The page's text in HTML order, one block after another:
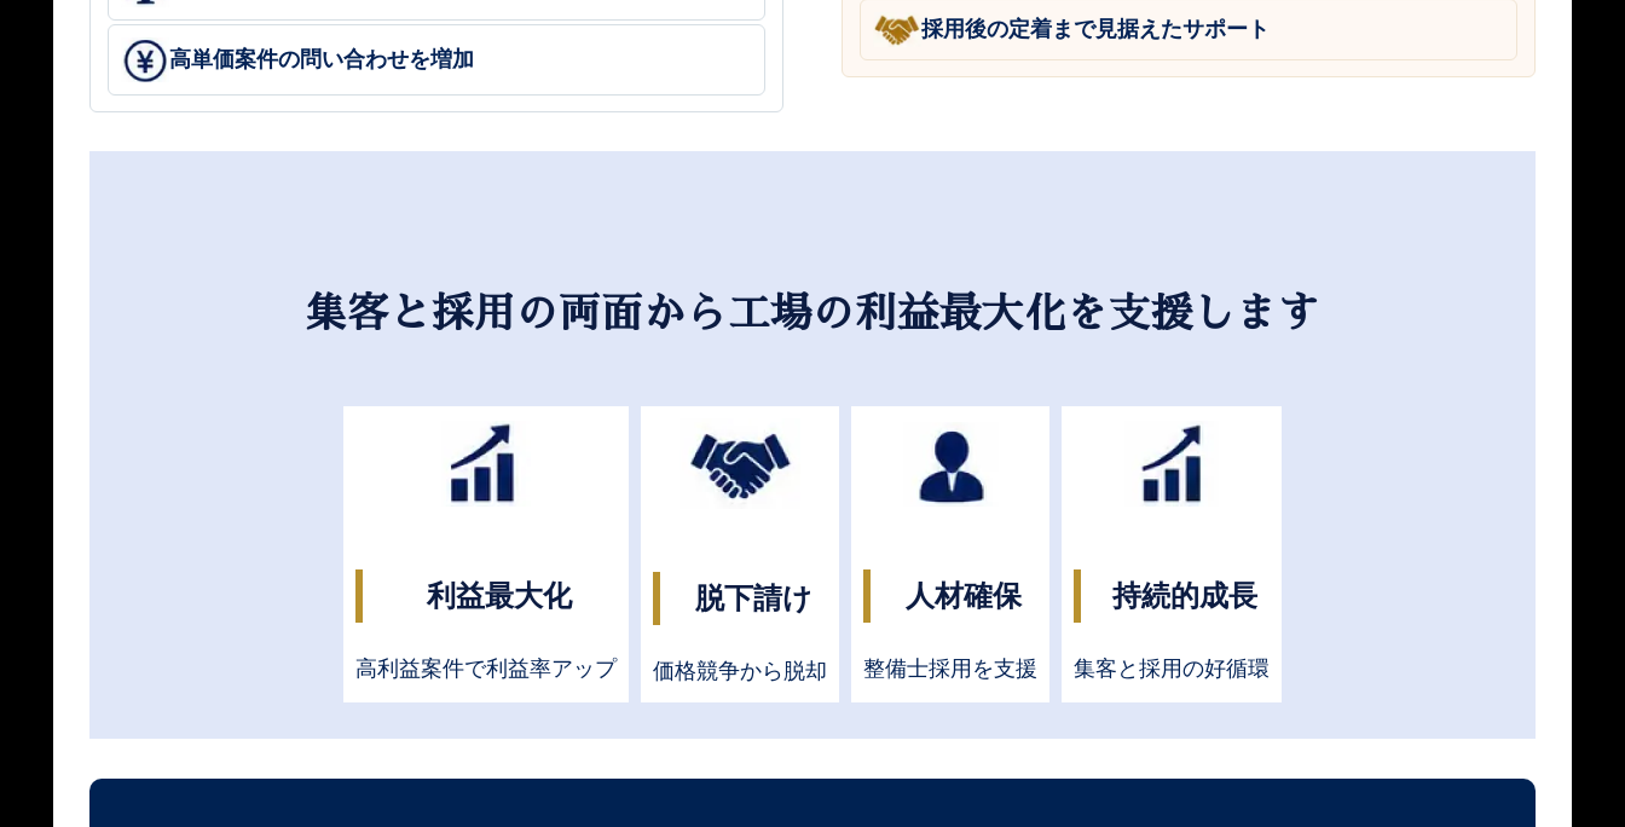
高単価案件の問い合わせを増加
採用後の定着まで見据えたサポート
集客と採用の両面から工場の利益最大化を支援します
利益最大化
高利益案件で利益率アップ
脱下請け
価格競争から脱却
人材確保
整備士採用を支援
持続的成長
集客と採用の好循環